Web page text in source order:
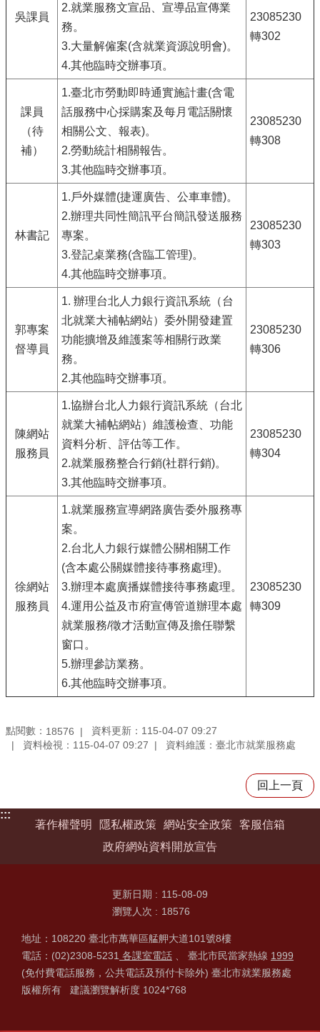
吳課員
2.就業服務文宣品、宣導品宣傳業
務。
3.大量解僱案(含就業資源說明會)。
4.其他臨時交辦事項。
23085230
轉302
課員
（待
補）
1.臺北市勞動即時通實施計畫(含電
話服務中心採購案及每月電話關懷
相關公文、報表)。
2.勞動統計相關報告。
3.其他臨時交辦事項。
23085230
轉308
林書記
1.戶外媒體(捷運廣告、公車車體)。
2.辦理共同性簡訊平台簡訊發送服務
專案。
3.登記桌業務(含臨工管理)。
4.其他臨時交辦事項。
23085230
轉303
郭專案
督導員
1. 辦理台北人力銀行資訊系統（台
北就業大補帖網站）委外開發建置
功能擴增及維護案等相關行政業
務。
2.其他臨時交辦事項。
23085230
轉306
陳網站
服務員
1.協辦台北人力銀行資訊系統（台北
就業大補帖網站）維護檢查、功能
資料分析、評估等工作。
2.就業服務整合行銷(社群行銷)。
3.其他臨時交辦事項。
23085230
轉304
徐網站
服務員
1.就業服務宣導網路廣告委外服務專
案。
2.台北人力銀行媒體公關相關工作
(含本處公關媒體接待事務處理)。
3.辦理本處廣播媒體接待事務處理。
4.運用公益及市府宣傳管道辦理本處
就業服務/徵才活動宣傳及擔任聯繫
窗口。
5.辦理參訪業務。
6.其他臨時交辦事項。
23085230
轉309
點閱數： 18576
資料更新：115-04-07 09:27
資料檢視：115-04-07 09:27
資料維護：臺北市就業服務處
回上一頁
:::
著作權聲明
隱私權政策 網站安全政策 客服信箱
政府網站資料開放宣告
更新日期
115-08-09
瀏覽人次
18576
地址：108220 臺北市萬華區艋舺大道101號8樓
電話：(02)2308-5231 各課室電話 、 臺北市民當家熱線 1999
(免付費電話服務，公共電話及預付卡除外) 臺北市就業服務處
版權所有 建議瀏覽解析度 1024*768